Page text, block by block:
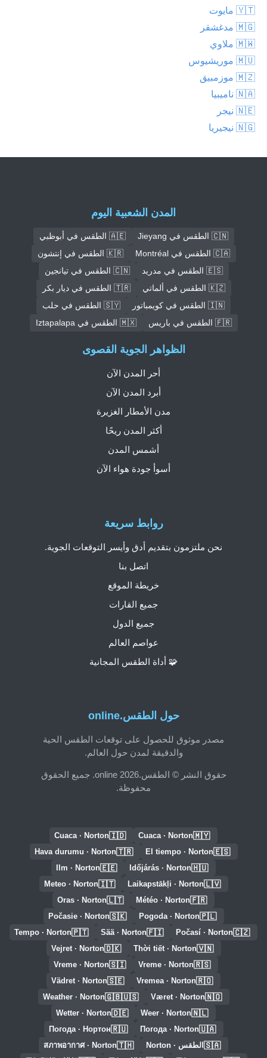
🇾🇹 مايوت
🇲🇬 مدغشقر
🇲🇼 ملاوي
🇲🇺 موريشيوس
🇲🇿 موزمبيق
🇳🇦 ناميبيا
🇳🇪 نيجر
🇳🇬 نيجيريا
المدن الشعبية اليوم
🇨🇳 الطقس في Jieyang
🇦🇪 الطقس في أبوظبي
🇨🇦 الطقس في Montréal
🇰🇷 الطقس في إنتشون
🇪🇸 الطقس في مدريد
🇨🇳 الطقس في تيانجين
🇰🇿 الطقس في ألماتي
🇹🇷 الطقس في ديار بكر
🇮🇳 الطقس في كويمباتور
🇸🇾 الطقس في حلب
🇫🇷 الطقس في باريس
🇲🇽 الطقس في Iztapalapa
حول الطقس.online
مصدر موثوق للحصول على توقعات الطقس الحية
والدقيقة لمدن حول العالم.
حقوق النشر © الطقس.online 2026. جميع الحقوق
محفوظة.
روابط سريعة
نحن ملتزمون بتقديم أدق وأيسر التوقعات الجوية.
اتصل بنا
خريطة الموقع
جميع القارات
جميع الدول
عواصم العالم
🧩 أداة الطقس المجانية
الظواهر الجوية القصوى
أحر المدن الآن
أبرد المدن الآن
مدن الأمطار الغزيرة
أكثر المدن ريحًا
أشمس المدن
أسوأ جودة هواء الآن
🇲🇾
Cuaca · Norton
🇮🇩
Cuaca · Norton
🇪🇸
El tiempo · Norton
🇹🇷
Hava durumu · Norton
🇭🇺
Időjárás · Norton
🇪🇪
Ilm · Norton
🇱🇻
Laikapstākļi · Norton
🇮🇹
Meteo · Norton
🇫🇷
Météo · Norton
🇱🇹
Oras · Norton
🇵🇱
Pogoda · Norton
🇸🇰
Počasie · Norton
🇨🇿
Počasí · Norton
🇫🇮
Sää · Norton
🇵🇹
Tempo · Norton
🇻🇳
Thời tiết · Norton
🇩🇰
Vejret · Norton
🇷🇸
Vreme · Norton
🇸🇮
Vreme · Norton
🇷🇴
Vremea · Norton
🇸🇪
Vädret · Norton
🇳🇴
Været · Norton
🇬🇧🇺🇸
Weather · Norton
🇳🇱
Weer · Norton
🇩🇪
Wetter · Norton
🇺🇦
Погода · Norton
🇷🇺
Погода · Нортон
🇸🇦 الطقس · Norton 🇹🇭
สภาพอากาศ · Norton